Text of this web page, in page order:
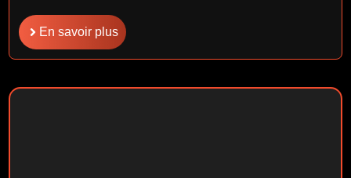
En savoir plus